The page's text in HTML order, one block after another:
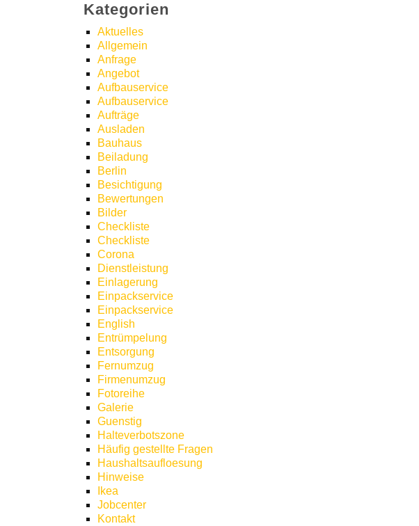
Kategorien
Aktuelles
Allgemein
Anfrage
Angebot
Aufbauservice
Aufbauservice
Aufträge
Ausladen
Bauhaus
Beiladung
Berlin
Besichtigung
Bewertungen
Bilder
Checkliste
Checkliste
Corona
Dienstleistung
Einlagerung
Einpackservice
Einpackservice
English
Entrümpelung
Entsorgung
Fernumzug
Firmenumzug
Fotoreihe
Galerie
Guenstig
Halteverbotszone
Häufig gestellte Fragen
Haushaltsaufloesung
Hinweise
Ikea
Jobcenter
Kontakt